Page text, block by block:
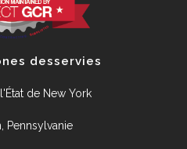
desservies
de New York
Pennsylvanie